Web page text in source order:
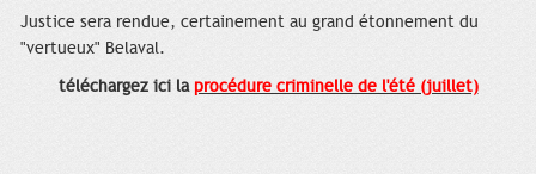
Justice sera rendue, certainement au grand étonnement du
"vertueux" Belaval.
téléchargez ici la procédure criminelle de l'été (juillet)